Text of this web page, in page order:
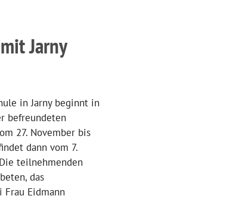
Jarny
in Jarny beginnt in
befreundeten
27. November bis
dann vom 7.
teilnehmenden
das
Eidmann